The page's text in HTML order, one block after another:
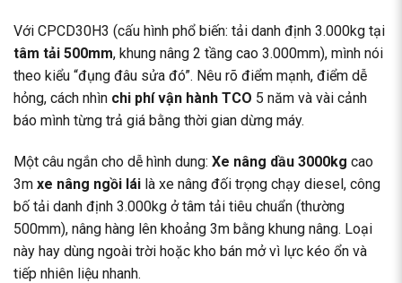
Với CPCD30H3 (cấu hình phổ biến: tải danh định 3.000kg tại
tâm tải 500mm, khung nâng 2 tầng cao 3.000mm), mình nói
theo kiểu “đụng đâu sửa đó”. Nêu rõ điểm mạnh, điểm dễ
hỏng, cách nhìn chi phí vận hành TCO 5 năm và vài cảnh
báo mình từng trả giá bằng thời gian dừng máy.
Một câu ngắn cho dễ hình dung: Xe nâng dầu 3000kg cao
3m xe nâng ngồi lái là xe nâng đối trọng chạy diesel, công
bố tải danh định 3.000kg ở tâm tải tiêu chuẩn (thường
500mm), nâng hàng lên khoảng 3m bằng khung nâng. Loại
này hay dùng ngoài trời hoặc kho bán mở vì lực kéo ổn và
tiếp nhiên liệu nhanh.